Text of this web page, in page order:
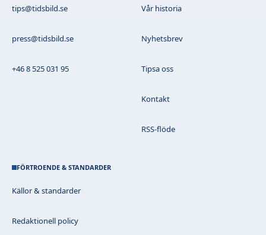
tips@tidsbild.se
press@tidsbild.se
+46 8 525 031 95
Vår historia
Nyhetsbrev
Tipsa oss
Kontakt
RSS-flöde
FÖRTROENDE & STANDARDER
Källor & standarder
Redaktionell policy